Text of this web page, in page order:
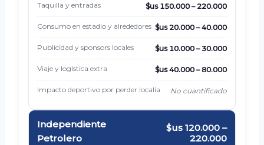
Taquilla y entradas $us 150.000 – 220.000
Consumo en estadio y alrededores $us 20.000 – 40.000
Publicidad y sponsors locales $us 10.000 – 30.000
Viaje y logística extra $us 40.000 – 80.000
Impacto deportivo por perder localía No cuantificado
Independiente
Petrolero
$us 120.000 –
220.000